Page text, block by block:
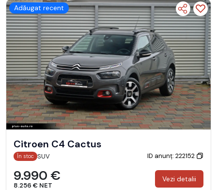
Adăugat recent
Citroen C4 Cactus
În stoc SUV ID anunț: 222152
9.990 €
8.256 € NET
Vezi detalii